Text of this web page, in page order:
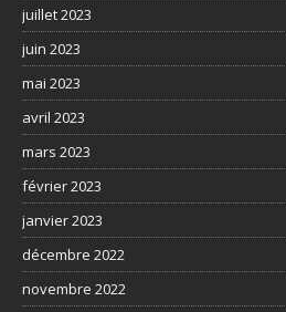
juillet 2023
juin 2023
mai 2023
avril 2023
mars 2023
février 2023
janvier 2023
décembre 2022
novembre 2022